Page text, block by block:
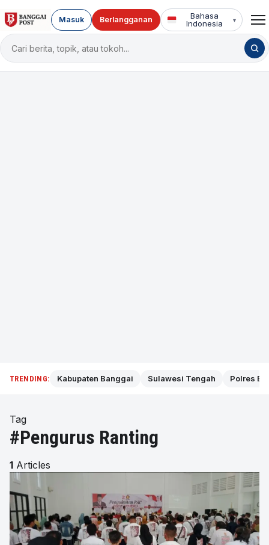
Cari
berita
Masuk Berlangganan
Bahasa
Indonesia
▾
TRENDING: Kabupaten Banggai Sulawesi Tengah Polres
Tag
#Pengurus Ranting
1 Articles